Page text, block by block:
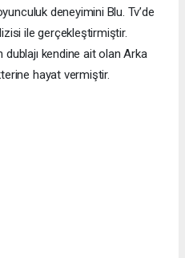
deneyimini Blu. Tv’de
ile gerçekleştirmiştir.
dublajı kendine ait olan Arka
hayat vermiştir.